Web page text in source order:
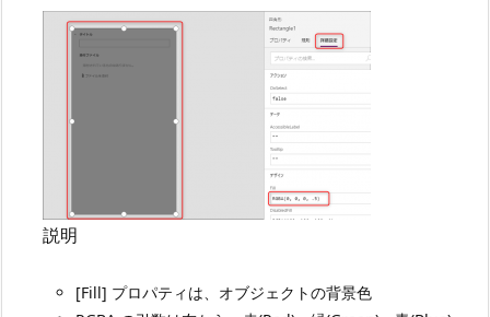
説明
[Fill] プロパティは、オブジェクトの背景色